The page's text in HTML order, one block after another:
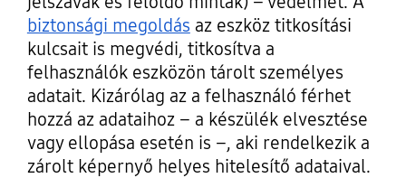
biztonsági megoldás az eszköz titkosítási
kulcsait is megvédi, titkosítva a
felhasználók eszközön tárolt személyes
adatait. Kizárólag az a felhasználó férhet
hozzá az adataihoz – a készülék elvesztése
vagy ellopása esetén is –, aki rendelkezik a
zárolt képernyő helyes hitelesítő adataival.